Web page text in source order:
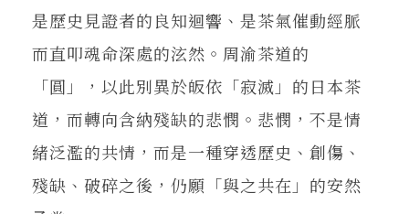
是歷史見證者的良知迴響、是茶氣催動經脈
而直叩魂命深處的泫然。周渝茶道的
「圓」，以此別異於皈依「寂滅」的日本茶
道，而轉向含納殘缺的悲憫。悲憫，不是情
緒泛濫的共情，而是一種穿透歷史、創傷、
殘缺、破碎之後，仍願「與之共在」的安然